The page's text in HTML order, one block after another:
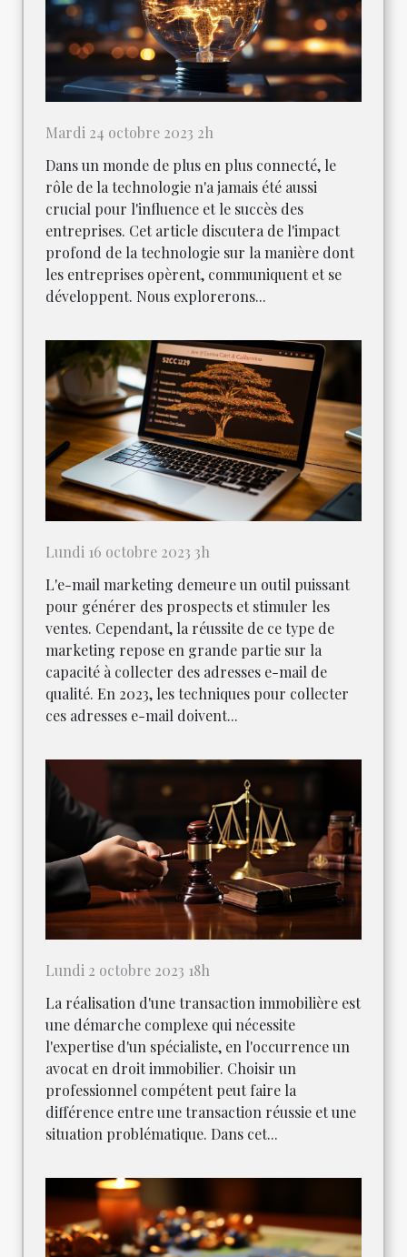
Mardi 24 octobre 2023 2h
Dans un monde de plus en plus connecté, le
rôle de la technologie n'a jamais été aussi
crucial pour l'influence et le succès des
entreprises. Cet article discutera de l'impact
profond de la technologie sur la manière dont
les entreprises opèrent, communiquent et se
développent. Nous explorerons...
Lundi 16 octobre 2023 3h
L'e-mail marketing demeure un outil puissant
pour générer des prospects et stimuler les
ventes. Cependant, la réussite de ce type de
marketing repose en grande partie sur la
capacité à collecter des adresses e-mail de
qualité. En 2023, les techniques pour collecter
ces adresses e-mail doivent...
Lundi 2 octobre 2023 18h
La réalisation d'une transaction immobilière est
une démarche complexe qui nécessite
l'expertise d'un spécialiste, en l'occurrence un
avocat en droit immobilier. Choisir un
professionnel compétent peut faire la
différence entre une transaction réussie et une
situation problématique. Dans cet...